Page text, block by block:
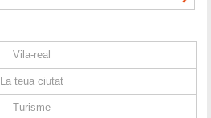
Vila-real
La teua ciutat
Turisme